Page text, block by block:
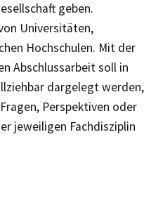
geben.
Universitäten,
Hochschulen. Mit der
Abschlussarbeit soll in
dargelegt werden,
Perspektiven oder
jeweiligen Fachdisziplin